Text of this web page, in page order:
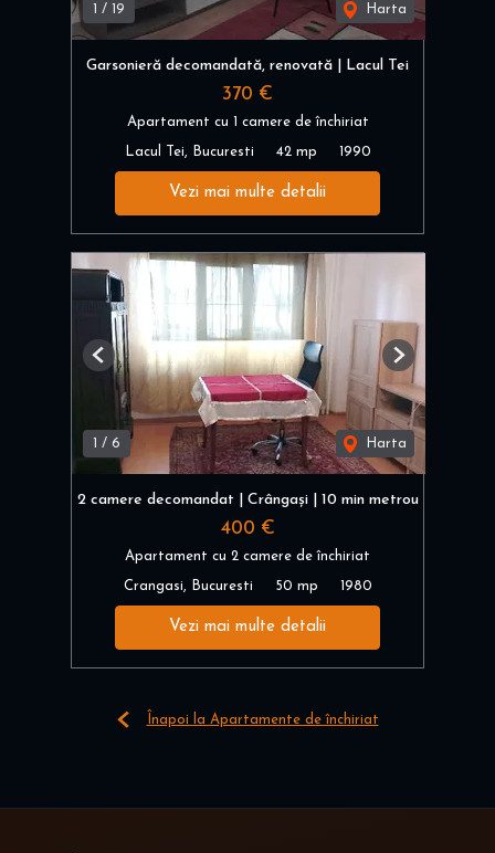
/ 19 Harta
Garsonieră decomandată, renovată | Lacul Tei
370 €
Apartament cu 1 camere de închiriat
Lacul Tei, Bucuresti 42 mp 1990
Vezi mai multe detalii
1 / 6 Harta
Previous Next
2 camere decomandat | Crângași | 10 min metrou
400 €
Apartament cu 2 camere de închiriat
Crangasi, Bucuresti 50 mp 1980
Vezi mai multe detalii
Înapoi la Apartamente de închiriat